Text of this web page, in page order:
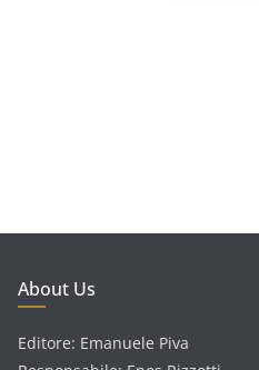
About Us
Editore: Emanuele Piva